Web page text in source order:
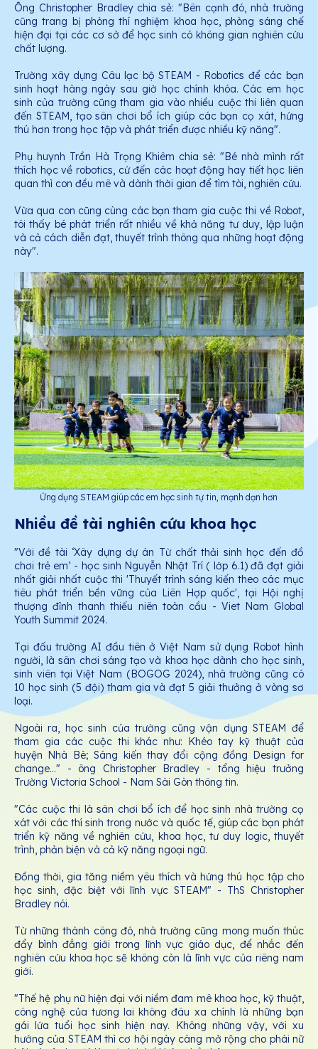
Ông Christopher Bradley chia sẻ: "Bên cạnh đó, nhà trường
cũng trang bị phòng thí nghiệm khoa học, phòng sáng chế
hiện đại tại các cơ sở để học sinh có không gian nghiên cứu
chất lượng.
Trường xây dựng Câu lạc bộ STEAM - Robotics để các bạn
sinh hoạt hàng ngày sau giờ học chính khóa. Các em học
sinh của trường cũng tham gia vào nhiều cuộc thi liên quan
đến STEAM, tạo sân chơi bổ ích giúp các bạn cọ xát, hứng
thú hơn trong học tập và phát triển được nhiều kỹ năng".
Phụ huynh Trần Hà Trọng Khiêm chia sẻ: "Bé nhà mình rất
thích học về robotics, cứ đến các hoạt động hay tiết học liên
quan thì con đều mê và dành thời gian để tìm tòi, nghiên cứu.
Vừa qua con cũng cùng các bạn tham gia cuộc thi về Robot,
tôi thấy bé phát triển rất nhiều về khả năng tư duy, lập luận
và cả cách diễn đạt, thuyết trình thông qua những hoạt động
này".
Ứng dụng STEAM giúp các em học sinh tự tin, mạnh dạn hơn
Nhiều đề tài nghiên cứu khoa học
"Với đề tài ‘Xây dựng dự án Từ chất thải sinh học đến đồ
chơi trẻ em’ - học sinh Nguyễn Nhật Trí ( lớp 6.1) đã đạt giải
nhất giải nhất cuộc thi 'Thuyết trình sáng kiến theo các mục
tiêu phát triển bền vững của Liên Hợp quốc', tại Hội nghị
thượng đỉnh thanh thiếu niên toàn cầu - Viet Nam Global
Youth Summit 2024.
Tại đấu trường AI đầu tiên ở Việt Nam sử dụng Robot hình
người, là sân chơi sáng tạo và khoa học dành cho học sinh,
sinh viên tại Việt Nam (BOGOG 2024), nhà trường cũng có
10 học sinh (5 đội) tham gia và đạt 5 giải thưởng ở vòng sơ
loại.
Ngoài ra, học sinh của trường cũng vận dụng STEAM để
tham gia các cuộc thi khác như: Khéo tay kỹ thuật của
huyện Nhà Bè; Sáng kiến thay đổi cộng đồng Design for
change..." - ông Christopher Bradley - tổng hiệu trưởng
Trường Victoria School - Nam Sài Gòn thông tin.
"Các cuộc thi là sân chơi bổ ích để học sinh nhà trường cọ
xát với các thí sinh trong nước và quốc tế, giúp các bạn phát
triển kỹ năng về nghiên cứu, khoa học, tư duy logic, thuyết
trình, phản biện và cả kỹ năng ngoại ngữ.
Đồng thời, gia tăng niềm yêu thích và hứng thú học tập cho
học sinh, đặc biệt với lĩnh vực STEAM" - ThS Christopher
Bradley nói.
Từ những thành công đó, nhà trường cũng mong muốn thúc
đẩy bình đẳng giới trong lĩnh vực giáo dục, để nhắc đến
nghiên cứu khoa học sẽ không còn là lĩnh vực của riêng nam
giới.
"Thế hệ phụ nữ hiện đại với niềm đam mê khoa học, kỹ thuật,
công nghệ của tương lai không đâu xa chính là những bạn
gái lứa tuổi học sinh hiện nay. Không những vậy, với xu
hướng của STEAM thì cơ hội ngày càng mở rộng cho phái nữ